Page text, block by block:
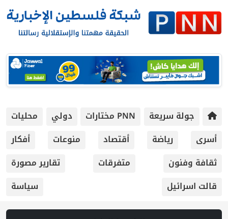
جولة سريعة PNN مختارات دولي
محليات
أسرى
رياضة أقتصاد منوعات
أفكار
ثقافة وفنون
متفرقات
تقارير مصورة
قالت اسرائيل
سياسة